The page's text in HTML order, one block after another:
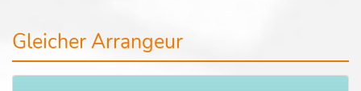
Gleicher Arrangeur